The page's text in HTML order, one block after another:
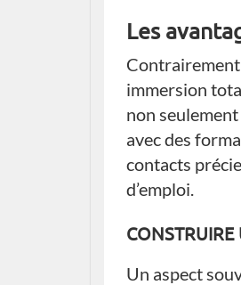
Les
immersion
non
avec des
contacts
d’emploi.
Un aspect